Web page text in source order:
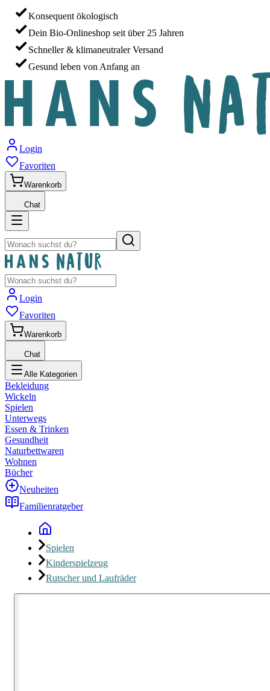
Konsequent ökologisch
Dein Bio-Onlineshop seit über 25 Jahren
Schneller & klimaneutraler Versand
Gesund leben von Anfang an
Login
Favoriten
Warenkorb
Chat
Login
Favoriten
Warenkorb
Chat
Alle Kategorien
Bekleidung
Wickeln
Spielen
Unterwegs
Essen & Trinken
Gesundheit
Naturbettwaren
Wohnen
Bücher
Neuheiten
Familienratgeber
Spielen
Kinderspielzeug
Rutscher und Laufräder